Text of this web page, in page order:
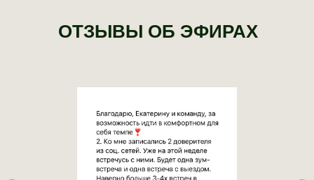
ОТЗЫВЫ ОБ ЭФИРАХ